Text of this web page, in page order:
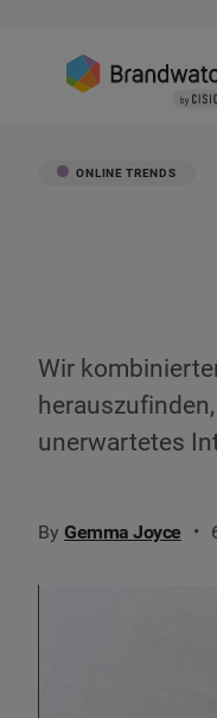
ONLINE TRENDS
Wir
unerwartetes
By Gemma Joyce